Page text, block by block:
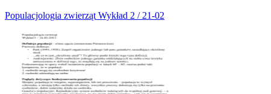
Populacjologia zwierząt Wykład 2 / 21-02